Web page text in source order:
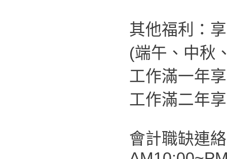
其他福利：
(端午、中秋
工作滿一年
工作滿二年
會計職缺連